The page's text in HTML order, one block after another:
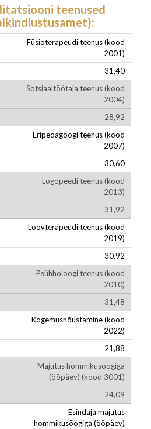
teenused
Füsioterapeudi teenus (kood
2001)
31,40
Sotsiaaltöötaja teenus (kood
2004)
28,92
Eripedagoogi teenus (kood
2007)
30,60
Logopeedi teenus (kood
2013)
31,92
Loovterapeudi teenus (kood
2019)
30,92
Psühholoogi teenus (kood
2010)
31,48
Kogemusnõustamine (kood
2022)
21,88
Majutus hommikusöögiga
(ööpäev) (kood 3001)
24,09
Esindaja majutus
hommikusöögiga (ööpäev)